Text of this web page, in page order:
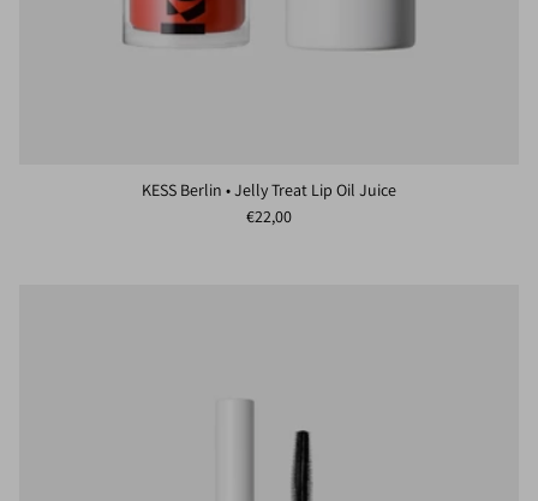
KESS Berlin • Jelly Treat Lip Oil Juice
Normaler Preis
€22,00